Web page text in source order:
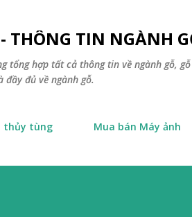
- THÔNG TIN NGÀNH
tổng hợp tất cả thông tin về ngành gỗ,
đủ về ngành gỗ.
thủy tùng Mua bán Máy ảnh